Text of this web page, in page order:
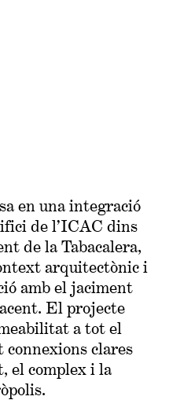
en una integració
de l’ICAC dins
de la Tabacalera,
arquitectònic i
amb el jaciment
El projecte
a tot el
clares
el complex i la